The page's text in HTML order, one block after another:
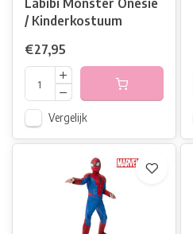
Labibi Monster Onesie
/ Kinderkostuum
€27,95
Vergelijk